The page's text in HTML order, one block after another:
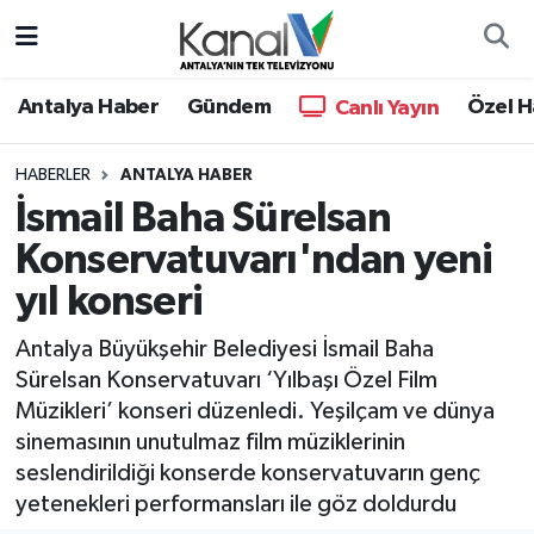
Antalya Haber Gündem Canlı Yayın Özel
HABERLER ANTALYA HABER
İsmail Baha Sürelsan
Konservatuvarı'ndan yeni
yıl konseri
Antalya Büyükşehir Belediyesi İsmail Baha
Sürelsan Konservatuvarı ‘Yılbaşı Özel Film
Müzikleri’ konseri düzenledi. Yeşilçam ve dünya
sinemasının unutulmaz film müziklerinin
seslendirildiği konserde konservatuvarın genç
yetenekleri performansları ile göz doldurdu
Antalya Haber
Dünya
Eğitim
Gündem
Günün Manşetleri
Haber Kuşakları
Hava Durumu
Trafik Durumu
Süper Lig Puan Durumu ve Fikstür
Son Dakika Haberleri
Haber Arşivi